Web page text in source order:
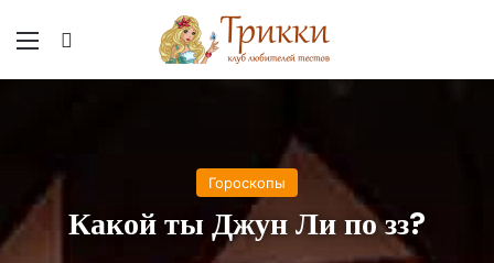
Меню
Гороскопы
Какой ты Джун Ли по зз?